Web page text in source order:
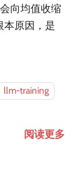
向均值收缩
原因，是
llm-training
阅读更多